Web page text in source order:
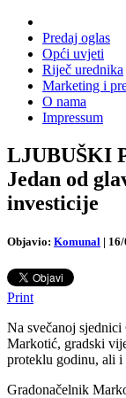
Predaj oglas
Opći uvjeti
Riječ urednika
Marketing i
O nama
Impressum
LJUBUŠKI
Jedan od
investicije
Objavio: Komunal |
Print
Na svečanoj
Markotić, gradski
proteklu godinu, ali i
Gradonačelnik